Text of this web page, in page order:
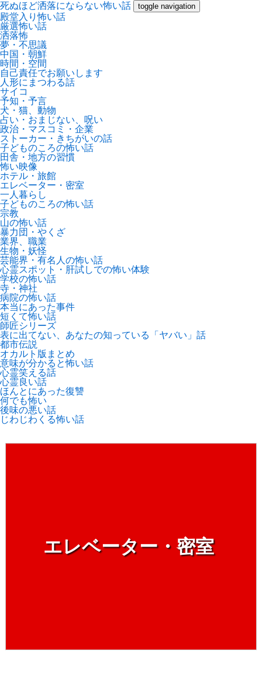
死ぬほど洒落にならない怖い話 toggle navigation
殿堂入り怖い話
厳選怖い話
洒落怖
夢・不思議
中国・朝鮮
時間・空間
自己責任でお願いします
人形にまつわる話
サイコ
予知・予言
犬・猫、動物
占い・おまじない、呪い
政治・マスコミ・企業
ストーカー・きちがいの話
子どものころの怖い話
田舎・地方の習慣
怖い映像
ホテル・旅館
エレベーター・密室
一人暮らし
子どものころの怖い話
宗教
山の怖い話
暴力団・やくざ
業界、職業
生物・妖怪
芸能界・有名人の怖い話
心霊スポット・肝試しでの怖い体験
学校の怖い話
寺・神社
病院の怖い話
本当にあった事件
短くて怖い話
師匠シリーズ
表に出てない、あなたの知っている「ヤバい」話
都市伝説
オカルト版まとめ
意味が分かると怖い話
心霊笑える話
心霊良い話
ほんとにあった復讐
何でも怖い
後味の悪い話
じわじわくる怖い話
エレベーター・密室